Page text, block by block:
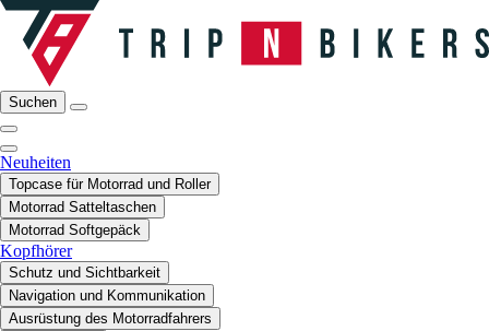
Suchen
Neuheiten
Topcase für Motorrad und Roller
Motorrad Satteltaschen
Motorrad Softgepäck
Kopfhörer
Schutz und Sichtbarkeit
Navigation und Kommunikation
Ausrüstung des Motorradfahrers